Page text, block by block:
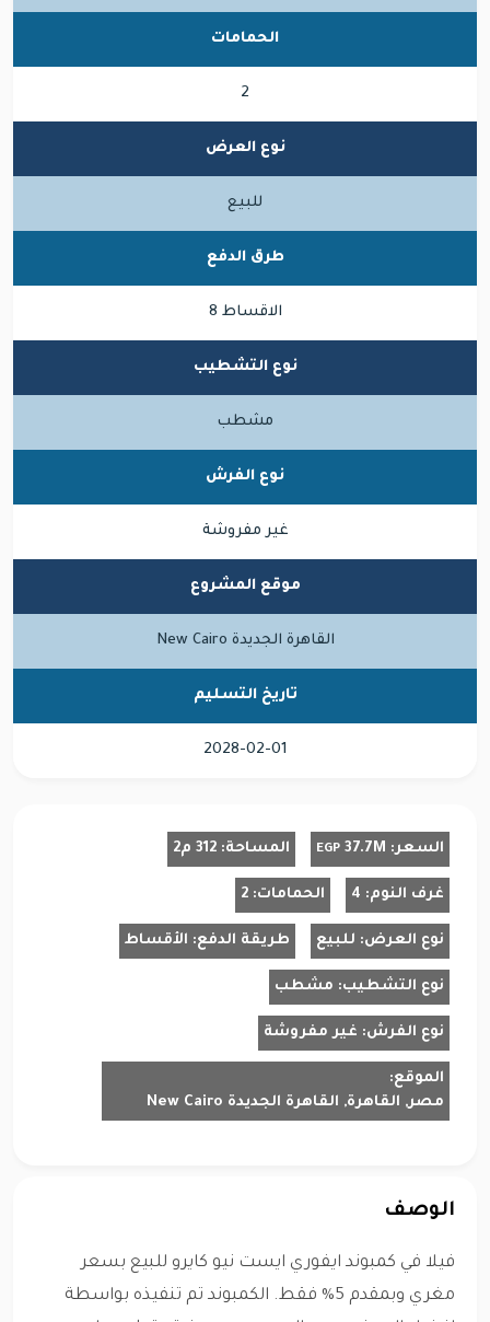
الحمامات
2
نوع العرض
للبيع
طرق الدفع
الاقساط 8
نوع التشطيب
مشطب
نوع الفرش
غير مفروشة
موقع المشروع
القاهرة الجديدة New Cairo
تاريخ التسليم
2028-02-01
السعر: 37.7M
EGP المساحة: 312 م2
غرف النوم: 4 الحمامات: 2
نوع العرض: للبيع طريقة الدفع: الأقساط
نوع التشطيب: مشطب
نوع الفرش: غير مفروشة
الموقع:
مصر, القاهرة, القاهرة الجديدة New Cairo
الوصف
فيلا في كمبوند ايفوري ايست نيو كايرو للبيع بسعر
مغري وبمقدم 5% فقط. الكمبوند تم تنفيذه بواسطة